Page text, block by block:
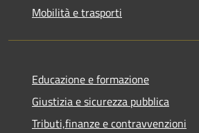
Mobilità e trasporti
Educazione e formazione
Giustizia e sicurezza pubblica
Tributi,finanze e contravvenzioni